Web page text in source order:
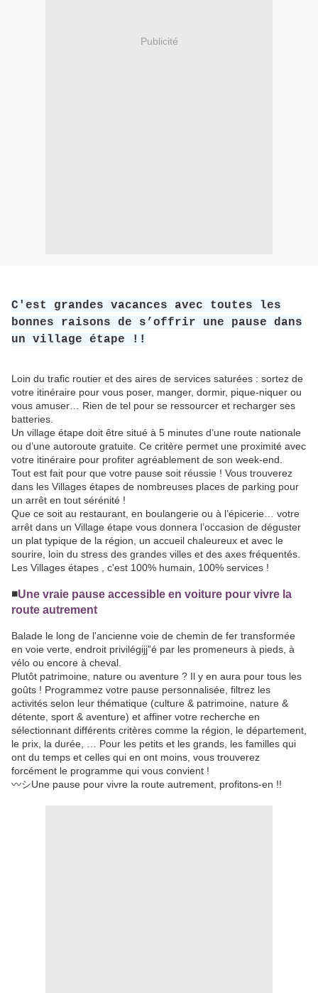
Publicité
C'est grandes vacances avec toutes les
bonnes raisons de s’offrir une pause dans
un village étape !!
Loin du trafic routier et des aires de services saturées : sortez de
votre itinéraire pour vous poser, manger, dormir, pique-niquer ou
vous amuser… Rien de tel pour se ressourcer et recharger ses
batteries.
Un village étape doit être situé à 5 minutes d’une route nationale
ou d’une autoroute gratuite. Ce critère permet une proximité avec
votre itinéraire pour profiter agréablement de son week-end.
Tout est fait pour que votre pause soit réussie ! Vous trouverez
dans les Villages étapes de nombreuses places de parking pour
un arrêt en tout sérénité !
Que ce soit au restaurant, en boulangerie ou à l’épicerie… votre
arrêt dans un Village étape vous donnera l’occasion de déguster
un plat typique de la région, un accueil chaleureux et avec le
sourire, loin du stress des grandes villes et des axes fréquentés.
Les Villages étapes , c'est 100% humain, 100% services !
◾️Une vraie pause accessible en voiture pour vivre la
route autrement
Balade le long de l'ancienne voie de chemin de fer transformée
en voie verte, endroit privilégijj”é par les promeneurs à pieds, à
vélo ou encore à cheval.
Plutôt patrimoine, nature ou aventure ? Il y en aura pour tous les
goûts ! Programmez votre pause personnalisée, filtrez les
activités selon leur thématique (culture & patrimoine, nature &
détente, sport & aventure) et affiner votre recherche en
sélectionnant différents critères comme la région, le département,
le prix, la durée, … Pour les petits et les grands, les familles qui
ont du temps et celles qui en ont moins, vous trouverez
forcément le programme qui vous convient !
〰️シUne pause pour vivre la route autrement, profitons-en !!